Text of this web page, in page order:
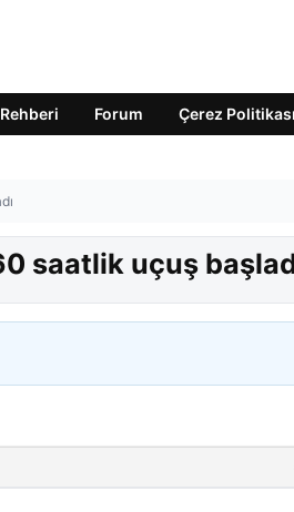
Forum Çerez Politikası
saatlik uçuş